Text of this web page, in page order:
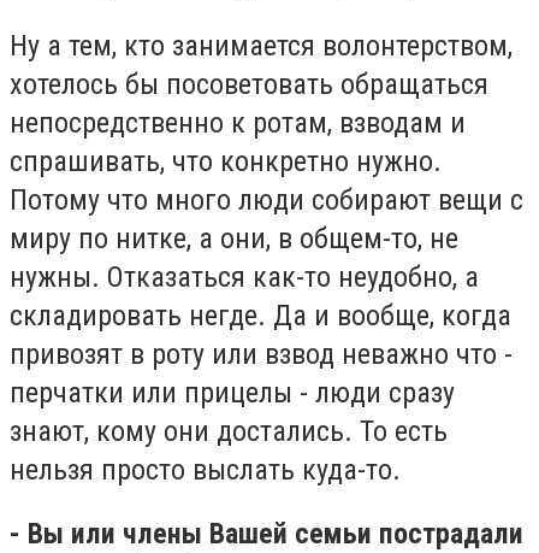
Ну а тем, кто занимается волонтерством,
хотелось бы посоветовать обращаться
непосредственно к ротам, взводам и
спрашивать, что конкретно нужно.
Потому что много люди собирают вещи с
миру по нитке, а они, в общем-то, не
нужны. Отказаться как-то неудобно, а
складировать негде. Да и вообще, когда
привозят в роту или взвод неважно что -
перчатки или прицелы - люди сразу
знают, кому они достались. То есть
нельзя просто выслать куда-то.
- Вы или члены Вашей семьи пострадали